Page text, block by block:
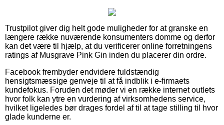
Trustpilot giver dig helt gode muligheder for at granske en
længere række nuværende konsumenters domme og derfor
kan det være til hjælp, at du verificerer online forretningens
ratings af Musgrave Pink Gin inden du placerer din ordre.
Facebook frembyder endvidere fuldstændig
hensigtsmæssige genveje til at få indblik i e-firmaets
kundefokus. Foruden det møder vi en række internet outlets
hvor folk kan ytre en vurdering af virksomhedens service,
hvilket ligeledes bør drages fordel af til at tage stilling til hvor
glade kunderne er.